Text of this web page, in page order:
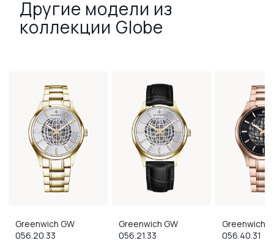
Другие модели из
коллекции Globe
Greenwich GW
056.20.33
Greenwich GW
056.21.33
Greenwich
056.40.31